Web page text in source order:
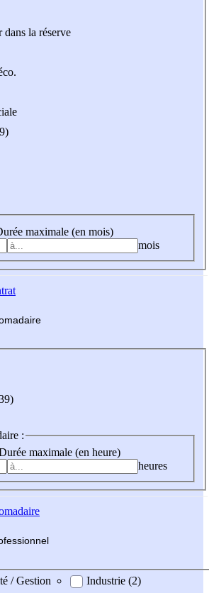
dans la réserve
maximale (en mois)
mois
madaire
:
maximale (en heure)
heures
fessionnel
/ Gestion
Industrie (2)